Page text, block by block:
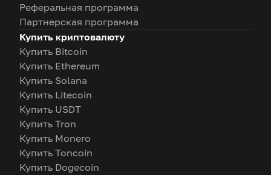
Реферальная программа
Партнерская программа
Купить криптовалюту
Купить Bitcoin
Купить Ethereum
Купить Solana
Купить Litecoin
Купить USDT
Купить Tron
Купить Monero
Купить Toncoin
Купить Dogecoin